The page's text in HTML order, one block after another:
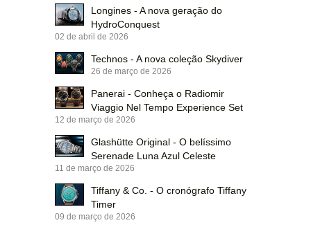
Longines - A nova geração do
HydroConquest
02 de abril de 2026
Technos - A nova coleção Skydiver
26 de março de 2026
Panerai - Conheça o Radiomir
Viaggio Nel Tempo Experience Set
12 de março de 2026
Glashütte Original - O belíssimo
Serenade Luna Azul Celeste
11 de março de 2026
Tiffany & Co. - O cronógrafo Tiffany
Timer
09 de março de 2026